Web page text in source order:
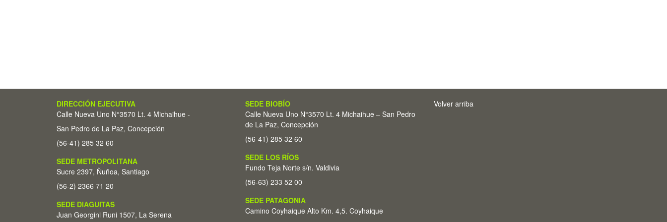
DIRECCIÓN EJECUTIVA
Calle Nueva Uno N°3570 Lt. 4 Michaihue -
San Pedro de La Paz, Concepción
(56-41) 285 32 60
SEDE METROPOLITANA
Sucre 2397, Ñuñoa, Santiago
(56-2) 2366 71 20
SEDE DIAGUITAS
Juan Georgini Runi 1507, La Serena
SEDE BIOBÍO
Calle Nueva Uno N°3570 Lt. 4 Michaihue – San Pedro
de La Paz, Concepción
(56-41) 285 32 60
SEDE LOS RÍOS
Fundo Teja Norte s/n. Valdivia
(56-63) 233 52 00
SEDE PATAGONIA
Camino Coyhaique Alto Km. 4,5. Coyhaique
Volver arriba